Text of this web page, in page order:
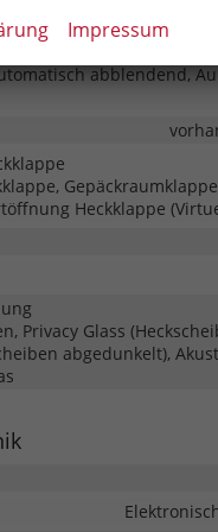
anklappbar,
abblendend,
Heckklappe
Privacy Glass
abgedunkelt),
Impressum